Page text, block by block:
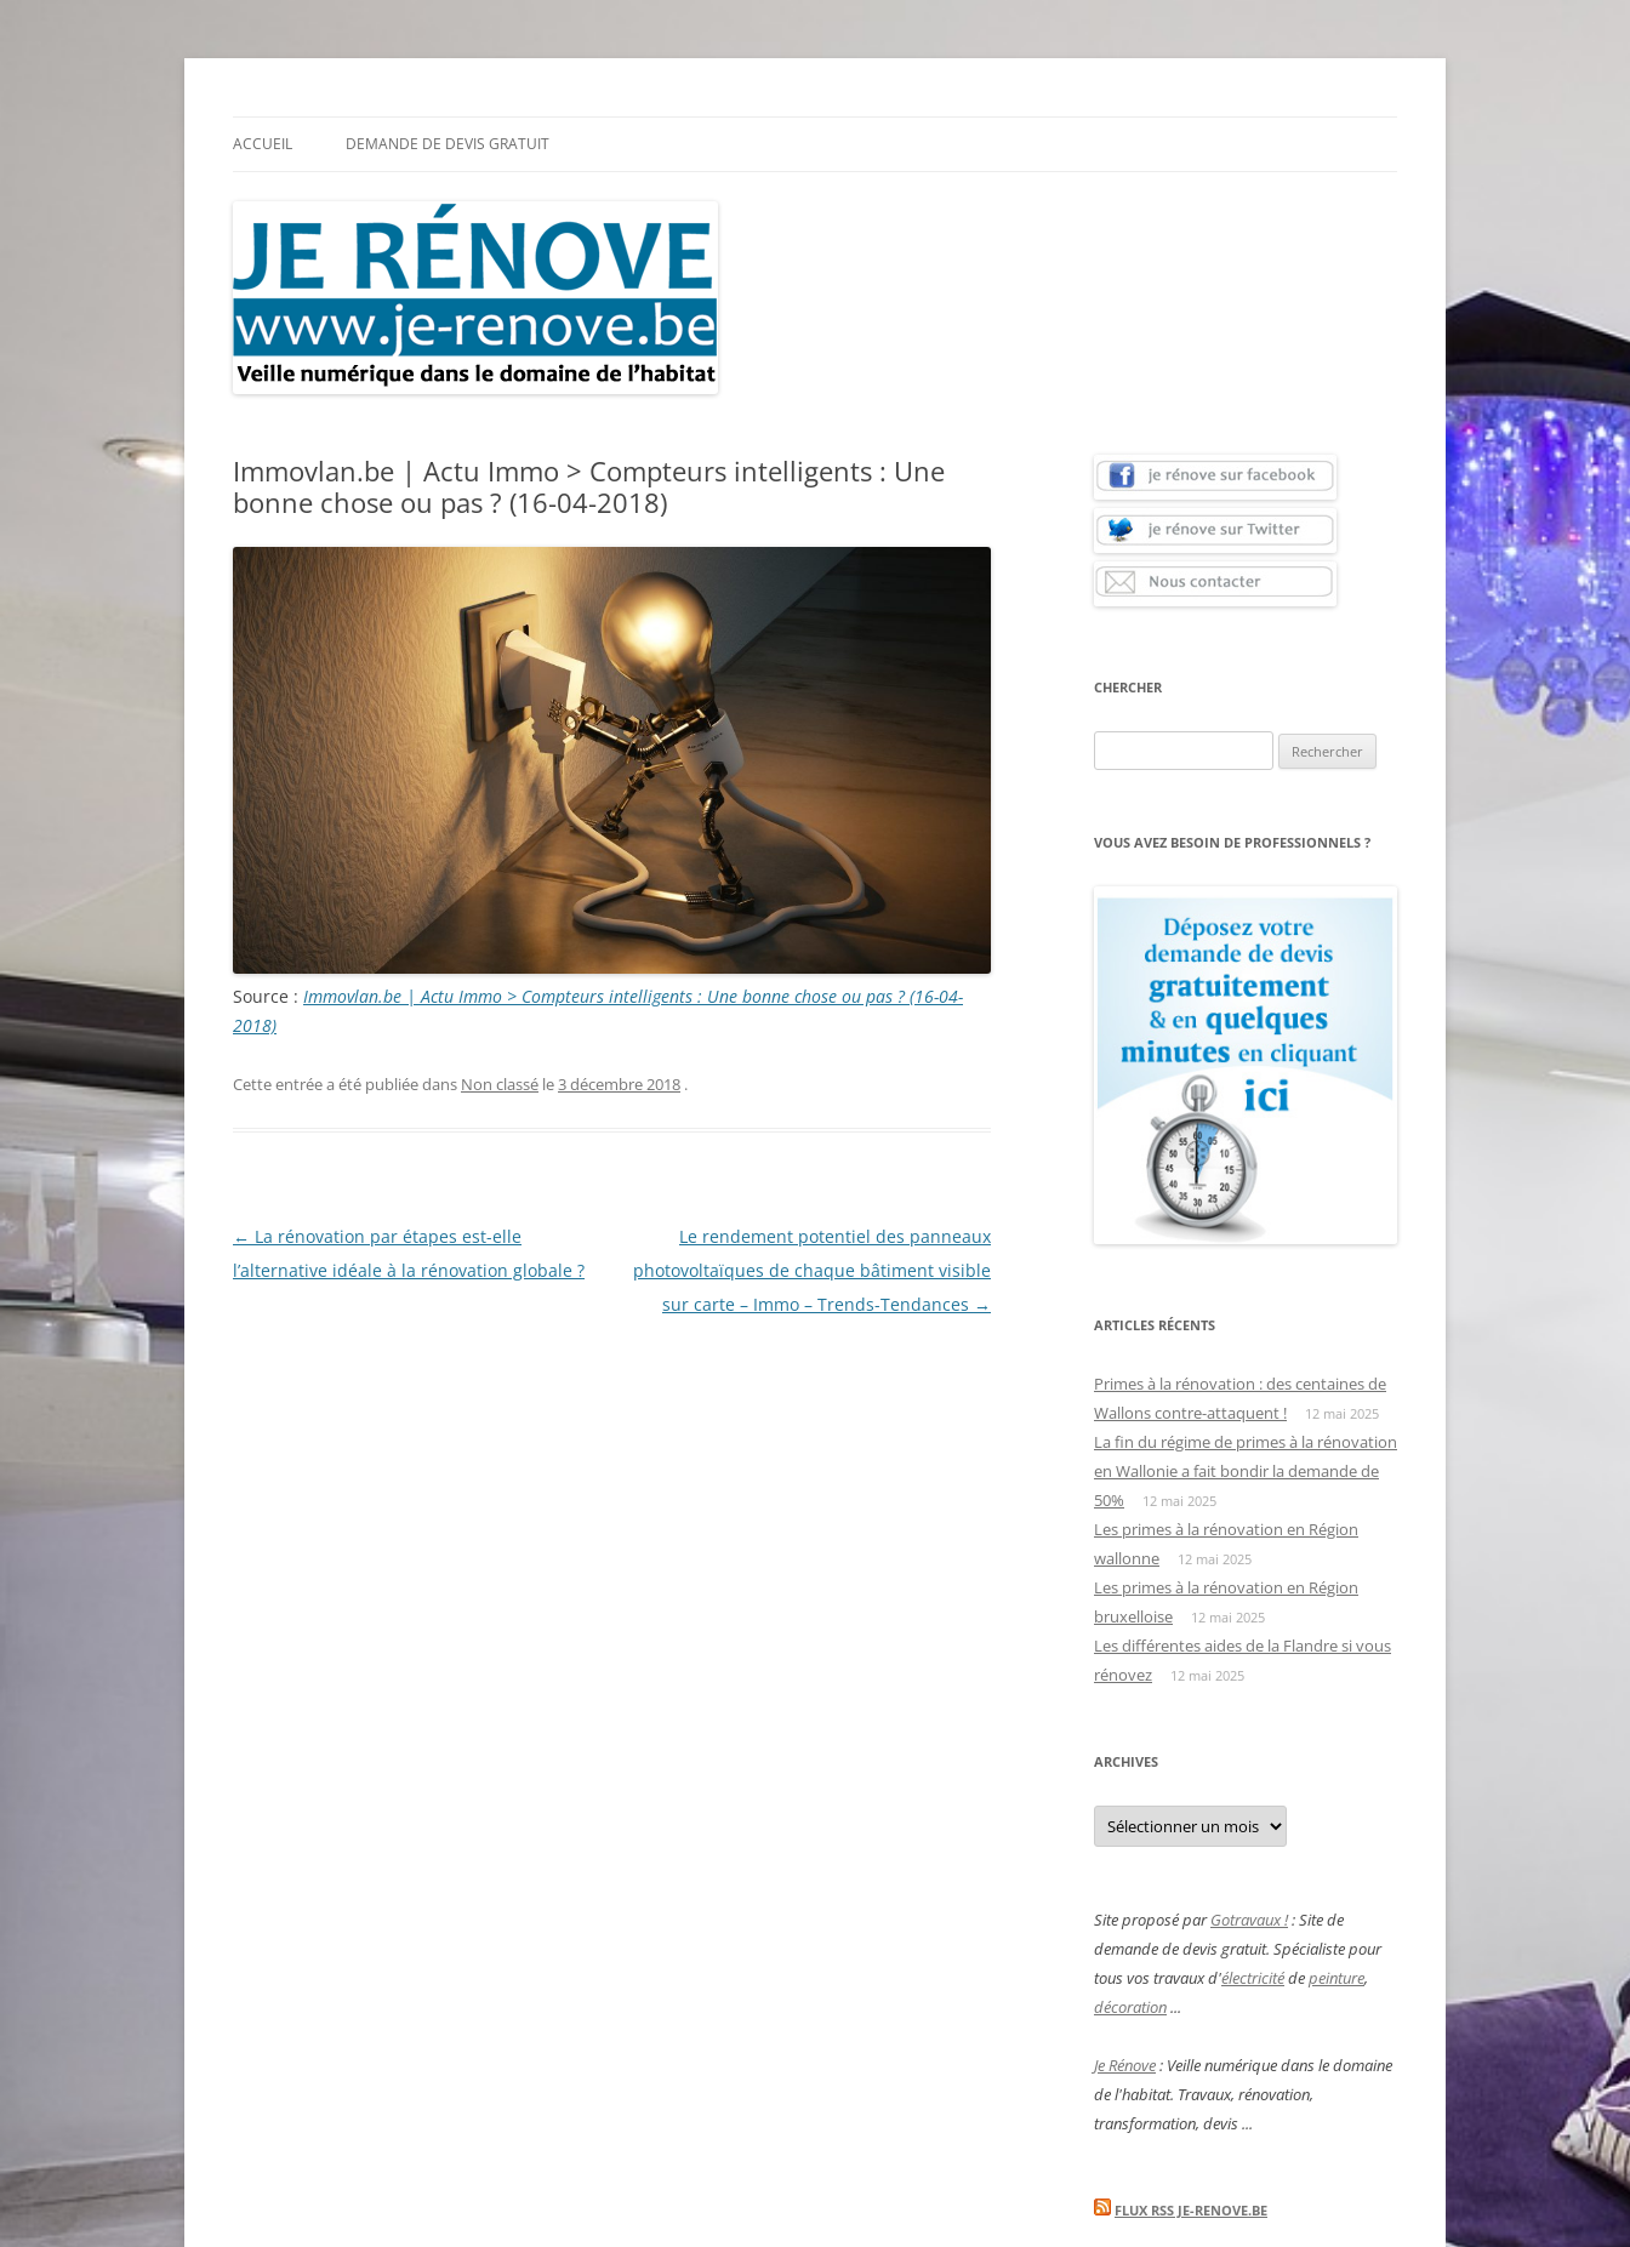
Aller
ACCUEIL DEMANDE DE DEVIS GRATUIT
Immovlan.be | Actu Immo > Compteurs intelligents : Une
bonne chose ou pas ? (16-04-2018)
Source : Immovlan.be | Actu Immo > Compteurs intelligents : Une bonne chose ou pas ? (16-04-
2018)
Cette entrée a été publiée dans Non classé le3 décembre 2018 .
Navigation
des
← La rénovation par étapes est-elle
l’alternative idéale à la rénovation globale ?
Le rendement potentiel des panneaux
photovoltaïques de chaque bâtiment visible
sur carte – Immo – Trends-Tendances →
CHERCHER
VOUS AVEZ BESOIN DE PROFESSIONNELS ?
ARTICLES RÉCENTS
Primes à la rénovation : des centaines de
Wallons contre-attaquent !
12 mai 2025
La fin du régime de primes à la rénovation
en Wallonie a fait bondir la demande de
50%
12 mai 2025
Les primes à la rénovation en Région
wallonne
12 mai 2025
Les primes à la rénovation en Région
bruxelloise
12 mai 2025
Les différentes aides de la Flandre si vous
rénovez
12 mai 2025
ARCHIVES
Archives
Site proposé parGotravaux !: Site de
demande de devis gratuit. Spécialiste pour
tous vos travaux d'électricitédepeinture,
décoration...
Je Rénove: Veille numérique dans le domaine
de l'habitat. Travaux, rénovation,
transformation, devis ...
FLUX RSS JE-RENOVE.BE